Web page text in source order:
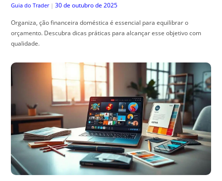
Guia do Trader | 30 de outubro de 2025
Organiza, ção financeira doméstica é essencial para equilibrar o
orçamento. Descubra dicas práticas para alcançar esse objetivo com
qualidade.